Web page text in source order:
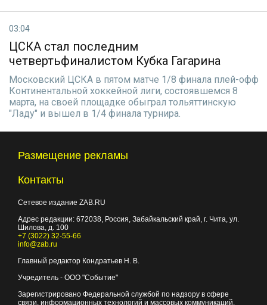
03:04
ЦСКА стал последним
четвертьфиналистом Кубка Гагарина
Московский ЦСКА в пятом матче 1/8 финала плей-офф
Континентальной хоккейной лиги, состоявшемся 8
марта, на своей площадке обыграл тольяттинскую
"Ладу" и вышел в 1/4 финала турнира.
Размещение рекламы
Контакты
Сетевое издание ZAB.RU
Адрес редакции: 672038, Россия, Забайкальский край, г. Чита, ул.
Шилова, д. 100
+7 (3022) 32-55-66
info@zab.ru
Главный редактор Кондратьев Н. В.
Учредитель - ООО "Событие"
Зарегистрировано Федеральной службой по надзору в сфере
связи, информационных технологий и массовых коммуникаций.